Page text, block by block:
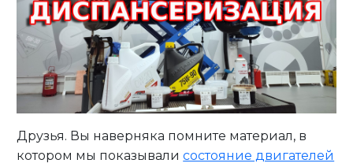
Друзья. Вы наверняка помните материал, в
котором мы показывалисостояние двигателей